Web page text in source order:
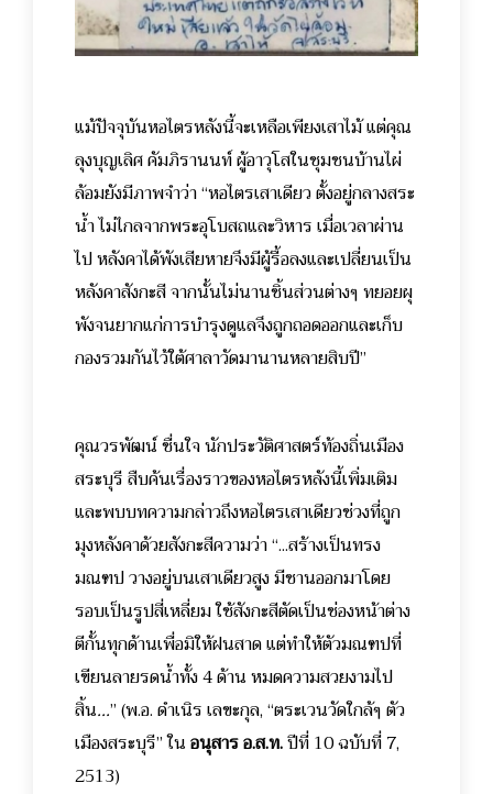
แม้ปัจจุบันหอไตรหลังนี้จะเหลือเพียงเสาไม้ แต่คุณ
ลุงบุญเลิศ คัมภิรานนท์ ผู้อาวุโสในชุมชนบ้านไผ่
ล้อมยังมีภาพจำว่า “หอไตรเสาเดียว ตั้งอยู่กลางสระ
น้ำ ไม่ไกลจากพระอุโบสถและวิหาร เมื่อเวลาผ่าน
ไป หลังคาได้พังเสียหายจึงมีผู้รื้อลงและเปลี่ยนเป็น
หลังคาสังกะสี จากนั้นไม่นานชิ้นส่วนต่างๆ ทยอยผุ
พังจนยากแก่การบำรุงดูแลจึงถูกถอดออกและเก็บ
กองรวมกันไว้ใต้ศาลาวัดมานานหลายสิบปี”
คุณวรพัฒน์ ชื่นใจ นักประวัติศาสตร์ท้องถิ่นเมือง
สระบุรี สืบค้นเรื่องราวของหอไตรหลังนี้เพิ่มเติม
และพบบทความกล่าวถึงหอไตรเสาเดียวช่วงที่ถูก
มุงหลังคาด้วยสังกะสีความว่า “...สร้างเป็นทรง
มณฑป วางอยู่บนเสาเดียวสูง มีชานออกมาโดย
รอบเป็นรูปสี่เหลี่ยม ใช้สังกะสีตัดเป็นช่องหน้าต่าง
ตีกั้นทุกด้านเพื่อมิให้ฝนสาด แต่ทำให้ตัวมณฑปที่
เขียนลายรดน้ำทั้ง 4 ด้าน หมดความสวยงามไป
สิ้น...” (พ.อ. ดำเนิร เลขะกุล, “ตระเวนวัดใกล้ๆ ตัว
เมืองสระบุรี” ในอนุสาร อ.ส.ท.ปีที่ 10 ฉบับที่ 7,
2513)